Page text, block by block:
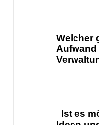
Welcher
Aufwand
Ist es